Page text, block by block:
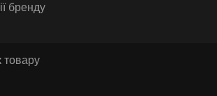
бренду
товару